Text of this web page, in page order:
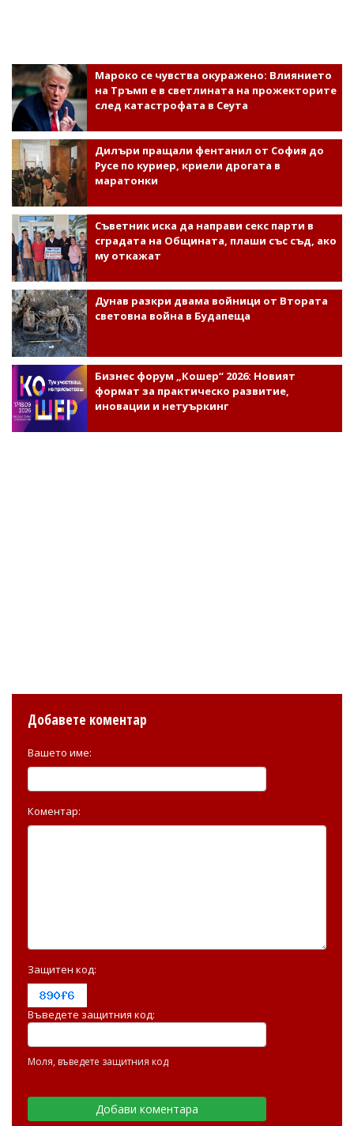
Мароко се чувства окуражено: Влиянието
на Тръмп е в светлината на прожекторите
след катастрофата в Сеута
Дилъри пращали фентанил от София до
Русе по куриер, криели дрогата в
маратонки
Съветник иска да направи секс парти в
сградата на Общината, плаши със съд, ако
му откажат
Дунав разкри двама войници от Втората
световна война в Будапеща
Бизнес форум „Кошер“ 2026: Новият
формат за практическо развитие,
иновации и нетуъркинг
Добавете коментар
Вашето име:
Коментар:
Защитен код:
Въведете защитния код:
Моля, въведете защитния код